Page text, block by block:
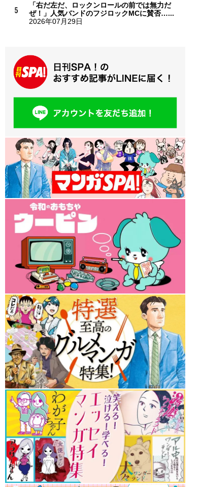
「右だ左だ、ロックンロールの前では無力だ
ぜ！」人気バンドのフジロックMCに賛否…...
2026年07月29日